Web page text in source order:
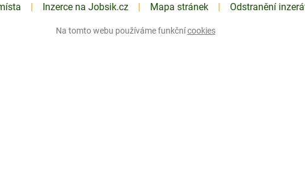
Inzerce na Jobsik.cz Mapa stránek Odstranění
Na tomto webu používáme funkčnícookies